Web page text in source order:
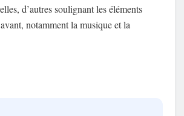
d’autres soulignant les éléments
notamment la musique et la